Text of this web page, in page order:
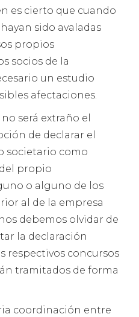
es cierto que cuando
sido avaladas
propios
socios de la
un estudio
afectaciones.
será extraño el
de declarar el
societario como
propio
o alguno de los
al de la empresa
debemos olvidar de
la declaración
respectivos concursos
tramitados de forma
coordinación entre